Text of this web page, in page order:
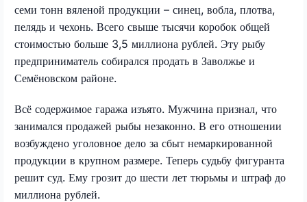
семи тонн вяленой продукции – синец, вобла, плотва,
пелядь и чехонь. Всего свыше тысячи коробок общей
стоимостью больше 3,5 миллиона рублей. Эту рыбу
предприниматель собирался продать в Заволжье и
Семёновском районе.
Всё содержимое гаража изъято. Мужчина признал, что
занимался продажей рыбы незаконно. В его отношении
возбуждено уголовное дело за сбыт немаркированной
продукции в крупном размере. Теперь судьбу фигуранта
решит суд. Ему грозит до шести лет тюрьмы и штраф до
миллиона рублей.